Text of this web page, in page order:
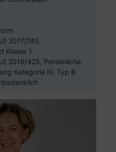
2017/745,
Klasse 1
2016/425, Persönliche
Kategorie III, Typ B